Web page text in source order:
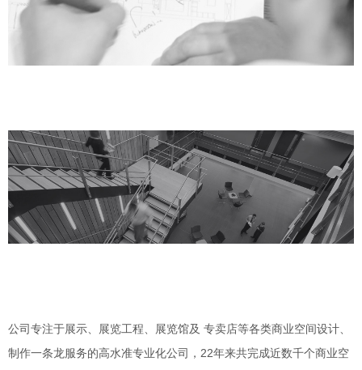
公司专注于展示、展览工程、展览馆及 专卖店等各类商业空间设计、
制作一条龙服务的高水准专业化公司，22年来共完成近数千个商业空